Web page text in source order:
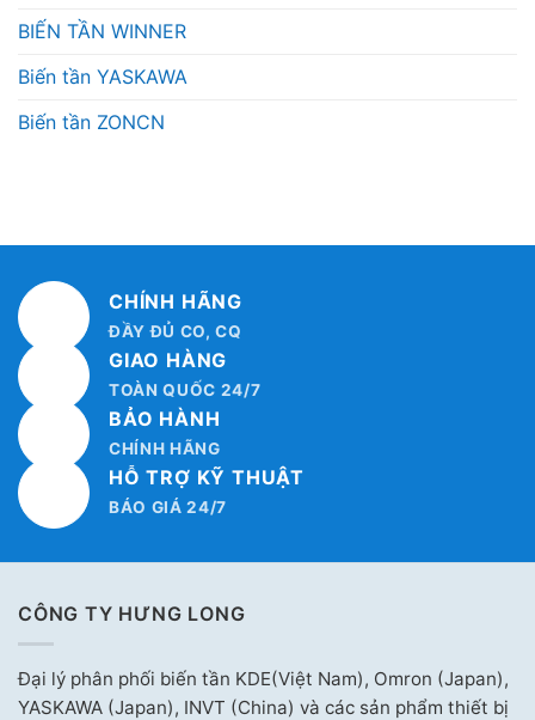
BIẾN TẦN WINNER
Biến tần YASKAWA
Biến tần ZONCN
CHÍNH HÃNG
ĐẦY ĐỦ CO, CQ
GIAO HÀNG
TOÀN QUỐC 24/7
BẢO HÀNH
CHÍNH HÃNG
HỖ TRỢ KỸ THUẬT
BÁO GIÁ 24/7
CÔNG TY HƯNG LONG
Đại lý phân phối biến tần KDE(Việt Nam), Omron (Japan),
YASKAWA (Japan), INVT (China) và các sản phẩm thiết bị